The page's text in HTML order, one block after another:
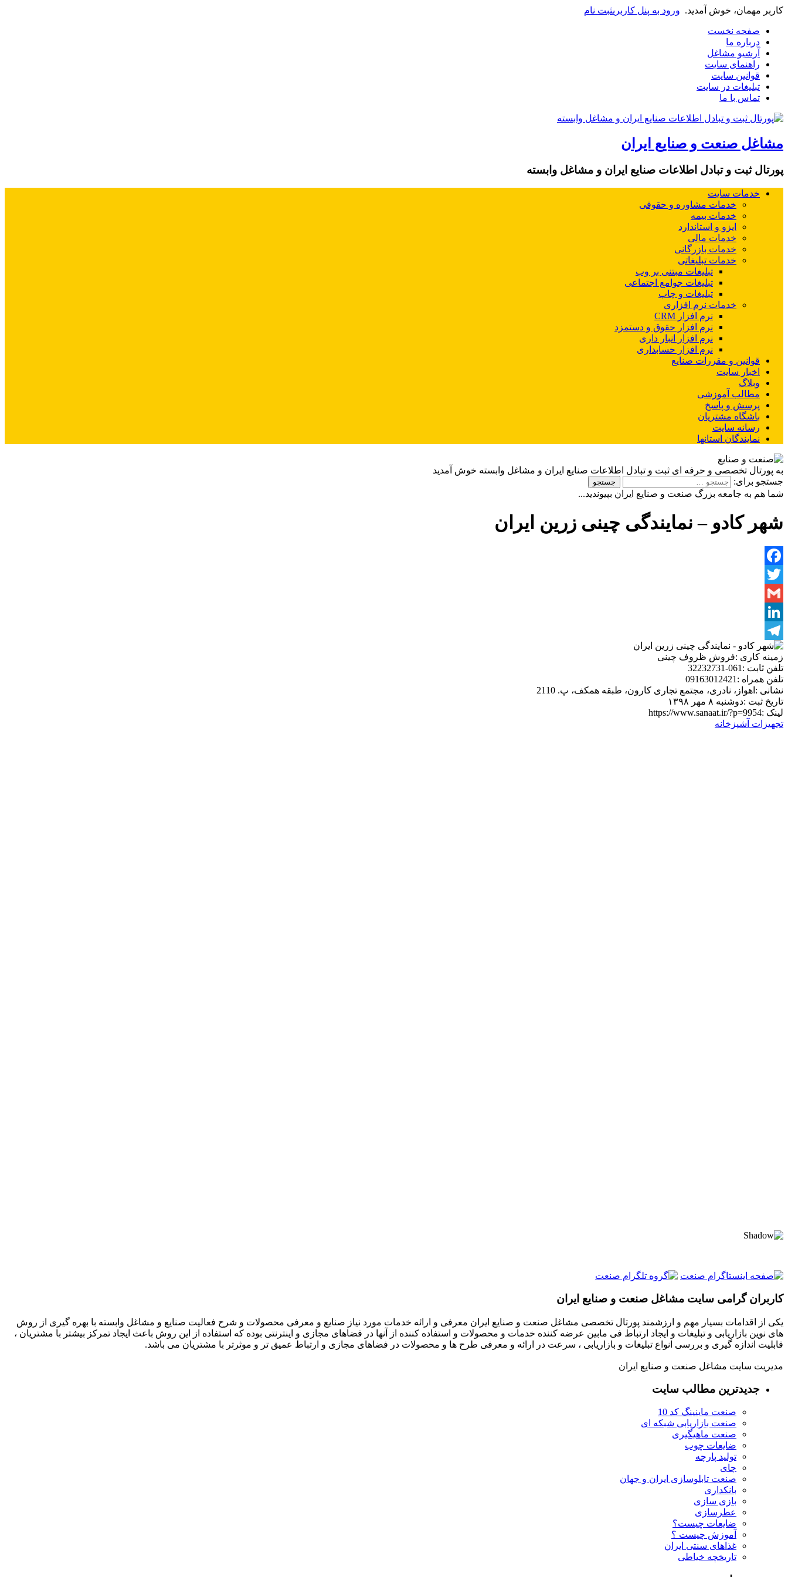
کاربر مهمان، خوش آمدید. ورود به پنل کاربریثبت نام
صفحه نخست
درباره ما
آرشیو مشاغل
راهنمای سایت
قوانین سایت
تبلیغات در سایت
تماس با ما
مشاغل صنعت و صنایع ایران
پورتال ثبت و تبادل اطلاعات صنایع ایران و مشاغل وابسته
خدمات سایت
خدمات مشاوره و حقوقی
خدمات بیمه
ایزو و استاندارد
خدمات مالی
خدمات بازرگانی
خدمات تبلیغاتی
تبلیغات مبتنی بر وب
تبلیغات جوامع اجتماعی
تبلیغات و چاپ
خدمات نرم افزاری
نرم افزار CRM
نرم افزار حقوق و دستمزد
نرم افزار انبار داری
نرم افزار حسابداری
قوانین و مقررات صنایع
اخبار سایت
وبلاگ
مطالب آموزشی
پرسش و پاسخ
باشگاه مشتریان
رسانه سایت
نمایندگان استانها
به پورتال تخصصی و حرفه ای ثبت و تبادل اطلاعات صنایع ایران و مشاغل وابسته خوش آمدید
جستجو برای:
شما هم به جامعه بزرگ صنعت و صنایع ایران بپیوندید...
شهر کادو – نمایندگی چینی زرین ایران
Facebook
Twitter
Gmail
LinkedIn
Telegram
زمینه کاری :فروش ظروف چینی
تلفن ثابت :061-32232731
تلفن همراه :09163012421
نشانی : اهواز، نادری، مجتمع تجاری کارون، طبقه همکف، پ. 2110
تاریخ ثبت :دوشنبه ۸ مهر ۱۳۹۸
لینک :https://www.sanaat.ir/?p=9954
تجهیزات آشپزخانه
کاربران گرامی سایت مشاغل صنعت و صنایع ایران
یکی از اقدامات بسیار مهم و ارزشمند پورتال تخصصی مشاغل صنعت و صنایع ایران معرفی و ارائه خدمات مورد نیاز صنایع و معرفی محصولات و شرح فعالیت صنایع و مشاغل وابسته با بهره گیری از روش
های نوین بازاریابی و تبلیغات و ایجاد ارتباط فی مابین عرضه کننده خدمات و محصولات و استفاده کننده از آنها در فضاهای مجازی و اینترنتی بوده که استفاده از این روش باعث ایجاد تمرکز بیشتر با مشتریان ،
قابلیت اندازه گیری و بررسی انواع تبلیغات و بازاریابی ، سرعت در ارائه و معرفی طرح ها و محصولات در فضاهای مجازی و ارتباط عمیق تر و موثرتر با مشتریان می باشد.
مدیریت سایت مشاغل صنعت و صنایع ایران
جدیدترین مطالب سایت
صنعت ماینینگ کد 10
صنعت بازاریابی شبکه ای
صنعت ماهیگیری
ضایعات چوب
تولید پارچه
چای
صنعت تابلوسازی ایران و جهان
بانکداری
بازی سازی
عطرسازی
ضایعات چیست؟
آموزش چیست ؟
غذاهای سنتی ایران
تاریخچه خیاطی